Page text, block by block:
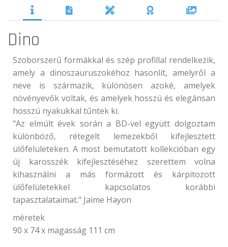
Dino
Szoborszerű formákkal és szép profillal rendelkezik,
amely a dinoszauruszokéhoz hasonlít, amelyről a
neve is származik, különösen azoké, amelyek
növényevők voltak, és amelyek hosszú és elegánsan
hosszú nyakukkal tűntek ki.
"Az elmúlt évek során a BD-vel együtt dolgoztam
különböző, rétegelt lemezekből kifejlesztett
ülőfelületeken. A most bemutatott kollekcióban egy
új karosszék kifejlesztéséhez szerettem volna
kihasználni a más formázott és kárpitozott
ülőfelületekkel kapcsolatos korábbi
tapasztalataimat." Jaime Hayon
méretek
90 x 74 x magasság 111 cm